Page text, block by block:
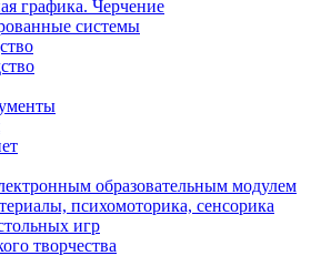
графика. Черчение
системы
образовательным модулем
психомоторика, сенсорика
игр
творчества